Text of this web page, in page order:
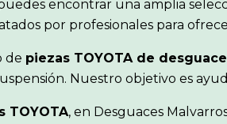
encontrar una amplia
por profesionales para
de piezas TOYOTA de desguace
Nuestro objetivo es
TOYOTA, en Desguaces